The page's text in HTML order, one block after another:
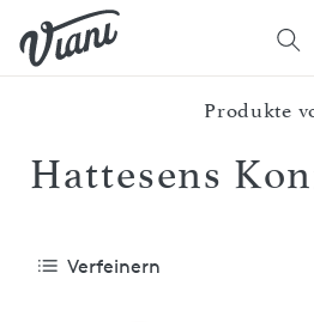
Produkte
Hattesens
Verfeinern